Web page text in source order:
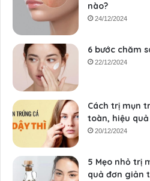
nào?
24/12/2024
6 bước chăm
22/12/2024
Cách trị mụn
toàn, hiệu
20/12/2024
5 Mẹo nhỏ trị
quả đơn giản